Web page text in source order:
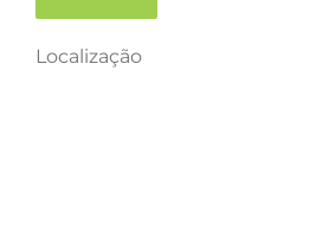
Localização